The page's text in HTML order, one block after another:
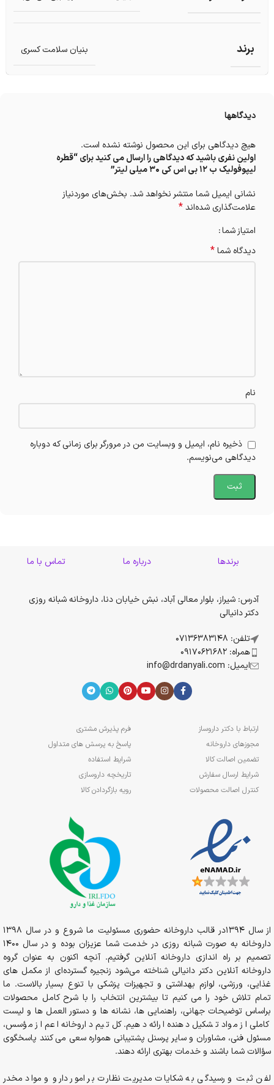
برند بنیان سلامت کسری
دیدگاهها
هیچ دیدگاهی برای این محصول نوشته نشده است.
اولین نفری باشید که دیدگاهی را ارسال می کنید برای “قطره
لیپوفولیک ب 12 بی اس کی 30 میلی لیتر”
نشانی ایمیل شما منتشر نخواهد شد. بخش‌های موردنیاز
علامت‌گذاری شده‌اند*
امتیاز شما
دیدگاه شما*
نام
ذخیره نام، ایمیل و وبسایت من در مرورگر برای زمانی که دوباره
دیدگاهی می‌نویسم.
برندها درباره ما تماس با ما
آدرس: شیراز، بلوار معالی آباد، نبش خیابان دنا، داروخانه شبانه روزی
دکتر دانیالی
تلفن: 07136383148
همراه: 09170621682
ایمیل: info@drdanyali.com
ارتباط با دکتر داروساز
مجوزهای داروخانه
تضمین اصالت کالا
شرایط ارسال سفارش
کنترل اصالت محصولات
فرم پذیرش مشتری
پاسخ به پرسش های متداول
شرایط استفاده
تاریخچه داروسازی
رویه بازگردادن کالا
از سال 1394در قالب داروخانه حضوری مسئولیت ما شروع و در سال 1398
داروخانه به صورت شبانه روزی در خدمت شما عزیزان بوده و در سال 1400
تصمیم بر راه اندازی داروخانه آنلاین گرفتیم. آنچه اکنون به عنوان گروه
داروخانه آنلاین دکتر دانیالی شناخته می‌شود زنجیره گسترده‌ای از مکمل های
غذایی، ورزشی، لوازم بهداشتی و تجهیزات پزشکی با تنوع بسیار بالاست. ما
تمام تلاش خود را می کنیم تا بیشترین انتخاب را با شرح کامل محصولات
براساس توضیحات جهانی، راهنمایی ها، نشانه ها و دستور العمل ها و لیست
کاملی از مواد تشکیل دهنده ارائه دهیم. کل تیم داروخانه اعم از مؤسس،
مسئول فنی، مشاوران و سایر پرسنل پشتیبانی همواره سعی می کنند پاسخگوی
سؤالات شما باشند و خدمات بهتری ارائه دهند.
لفن ثبت و رسیدگی به شکایات مدیریت نظارت بر امور دارو و مواد مخدر